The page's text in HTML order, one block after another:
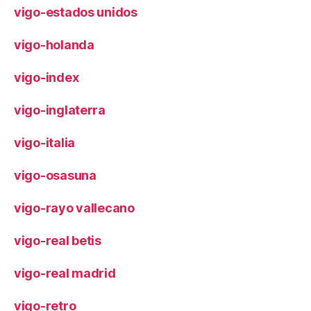
vigo-estados unidos
vigo-holanda
vigo-index
vigo-inglaterra
vigo-italia
vigo-osasuna
vigo-rayo vallecano
vigo-real betis
vigo-real madrid
vigo-retro